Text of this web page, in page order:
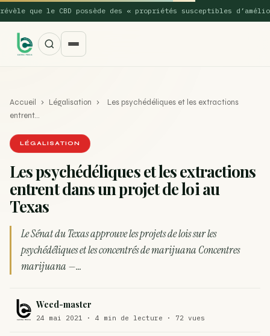
que le CBD possède des « propriétés susceptibles
SUGGESTIONS POPULAIRES
Une nouvelle étude montre que la vaporisation du
cannabis réduit de 99…
La recette du Space Cake
Recette : Préparation du beurre de Marrakech
Accueil › Légalisation ›
Les psychédéliques et les extractions
entrent…
LÉGALISATION
Les psychédéliques et les extractions
entrent dans un projet de loi au
Texas
Le Sénat du Texas approuve les projets de lois sur les
psychédéliques et les concentrés de marijuana Concentres
marijuana —…
Weed-master
24 mai 2021 · 4 min de lecture · 72 vues